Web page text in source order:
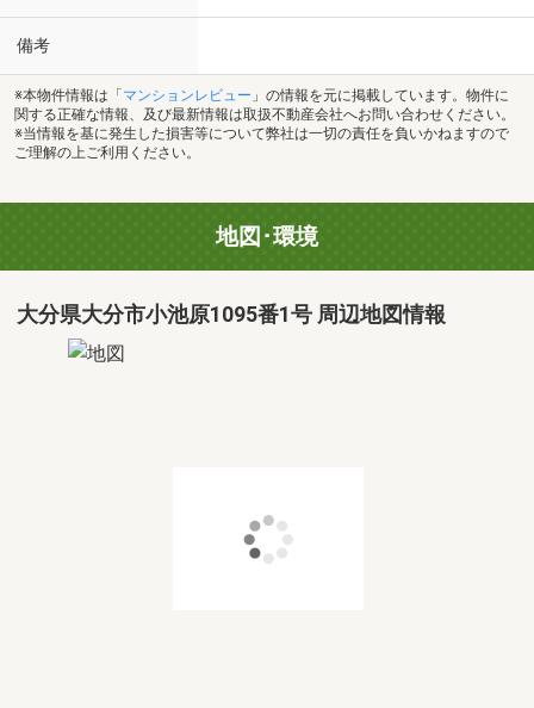
備考
※本物件情報は「 マンションレビュー 」の情報を元に掲載しています。物件に
関する正確な情報、及び最新情報は取扱不動産会社へお問い合わせください。
※当情報を基に発生した損害等について弊社は一切の責任を負いかねますので
ご理解の上ご利用ください。
地図･環境
大分県大分市小池原1095番1号 周辺地図情報